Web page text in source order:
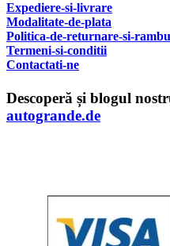
Expediere-si-livrare
Modalitate-de-plata
Politica-de-returnare-si-
Termeni-si-conditii
Contactati-ne
Descoperă și blogul
autogrande.de